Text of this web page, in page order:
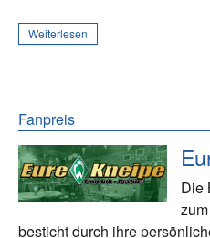
Weiterlesen
Fanpreis
Die
besticht durch ihre